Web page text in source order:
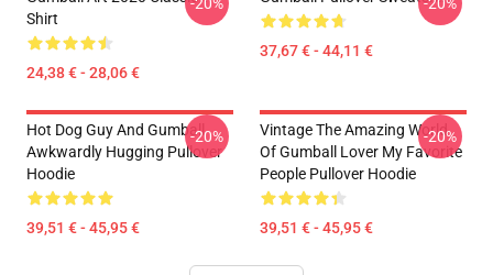
Shirt
24,38 € - 28,06 €
37,67 € - 44,11 €
Hot Dog Guy And Gumball
Awkwardly Hugging Pullover
Hoodie
39,51 € - 45,95 €
-20%
Vintage The Amazing World
Of Gumball Lover My Favorite
People Pullover Hoodie
39,51 € - 45,95 €
-20%